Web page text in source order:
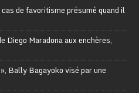
de favoritisme présumé quand il
Diego Maradona aux enchères,
Bally Bagayoko visé par une